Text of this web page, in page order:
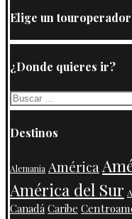
Elige un touroperador
¿Donde quieres ir?
Buscar:
Destinos
Alemania América
América del Sur
Canadá Caribe